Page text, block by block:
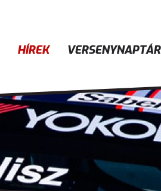
HÍREK VERSENYNAPTÁR